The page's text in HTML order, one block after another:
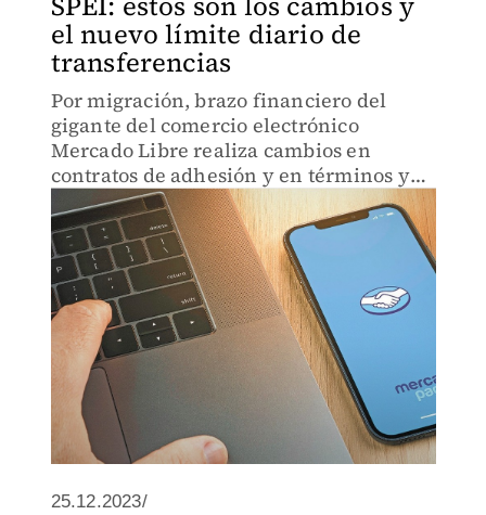
el nuevo límite diario de
transferencias
Por migración, brazo financiero del
gigante del comercio electrónico
Mercado Libre realiza cambios en
contratos de adhesión y en términos y
condiciones.
25.12.2023/